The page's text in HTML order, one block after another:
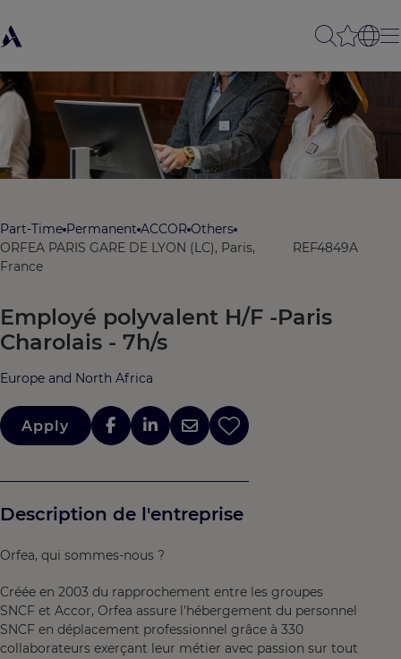
Part-Time Permanent ACCOR Others
ORFEA PARIS GARE DE LYON (LC), Paris,
France
REF4849A
Employé polyvalent H/F -Paris
Charolais - 7h/s
Europe and North Africa
Apply
Description de l'entreprise
Orfea, qui sommes-nous ?
Créée en 2003 du rapprochement entre les groupes
SNCF et Accor, Orfea assure l'hébergement du personnel
SNCF en déplacement professionnel grâce à 330
collaborateurs exerçant leur métier avec passion sur tout